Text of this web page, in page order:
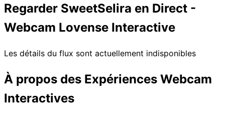
Regarder SweetSelira en Direct -
Webcam Lovense Interactive
Les détails du flux sont actuellement indisponibles
À propos des Expériences Webcam
Interactives